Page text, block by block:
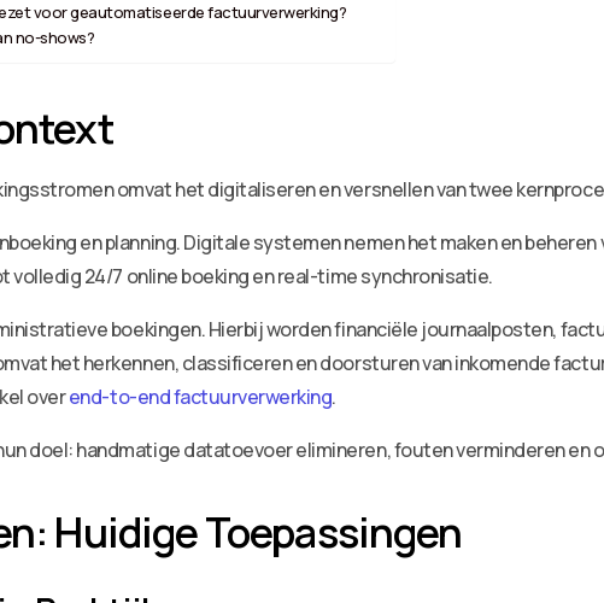
voor geautomatiseerde factuurverwerking?
no-shows?
omvat het digitaliseren en versnellen van twee
en planning. Digitale systemen nemen het maken en beheren
volledig 24/7 online boeking en real-time synchronisatie.
boekingen. Hierbij worden financiële journaalposten,
het herkennen, classificeren en doorsturen van inkomende
overend-to-end factuurverwerking.
doel: handmatige datatoevoer elimineren, fouten verminderen
Huidige Toepassingen